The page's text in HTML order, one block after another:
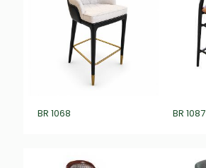
BR 1068 BR 1087